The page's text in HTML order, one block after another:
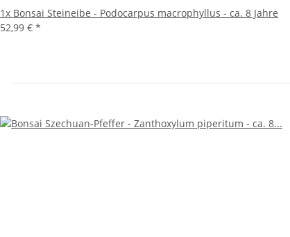
1x Bonsai Steineibe - Podocarpus macrophyllus - ca. 8 Jahre
52,99 € *